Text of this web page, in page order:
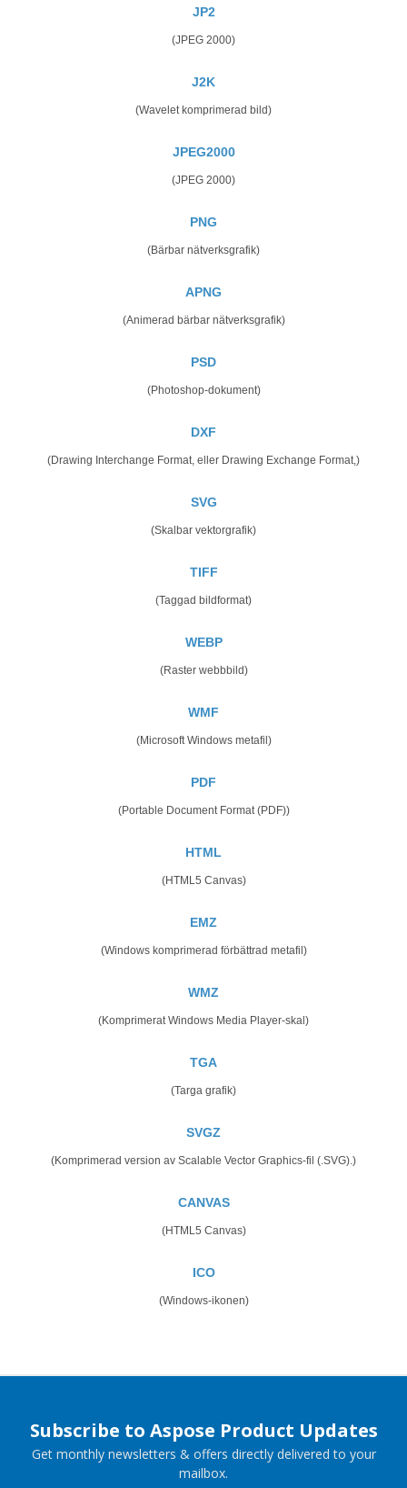
JP2
(JPEG 2000)
J2K
(Wavelet komprimerad bild)
JPEG2000
(JPEG 2000)
PNG
(Bärbar nätverksgrafik)
APNG
(Animerad bärbar nätverksgrafik)
PSD
(Photoshop-dokument)
DXF
(Drawing Interchange Format, eller Drawing Exchange Format,)
SVG
(Skalbar vektorgrafik)
TIFF
(Taggad bildformat)
WEBP
(Raster webbbild)
WMF
(Microsoft Windows metafil)
PDF
(Portable Document Format (PDF))
HTML
(HTML5 Canvas)
EMZ
(Windows komprimerad förbättrad metafil)
WMZ
(Komprimerat Windows Media Player-skal)
TGA
(Targa grafik)
SVGZ
(Komprimerad version av Scalable Vector Graphics-fil (.SVG).)
CANVAS
(HTML5 Canvas)
ICO
(Windows-ikonen)
Subscribe to Aspose Product Updates
Get monthly newsletters & offers directly delivered to your
mailbox.